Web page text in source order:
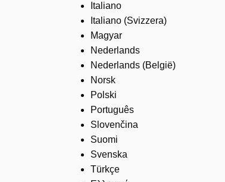
Italiano
Italiano (Svizzera)
Magyar
Nederlands
Nederlands (België)
Norsk
Polski
Português
Slovenčina
Suomi
Svenska
Türkçe